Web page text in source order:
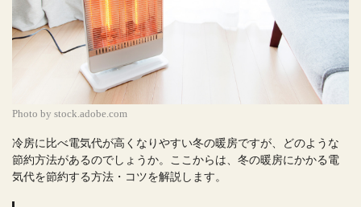
Photo by stock.adobe.com
冷房に比べ電気代が高くなりやすい冬の暖房ですが、どのような
節約方法があるのでしょうか。ここからは、冬の暖房にかかる電
気代を節約する方法・コツを解説します。